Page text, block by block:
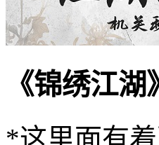
《锦绣江湖
*这里面有